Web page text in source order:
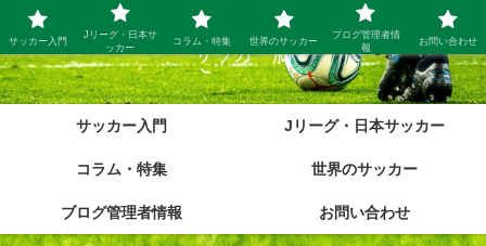
サッカー脳
サッカー入門 Jリーグ・日本サッカー
コラム・特集 世界のサッカー
ブログ管理者情報 お問い合わせ
サッカー入門
Jリーグ・日本サ
ッカー
コラム・特集 世界のサッカー
ブログ管理者情
報
お問い合わせ